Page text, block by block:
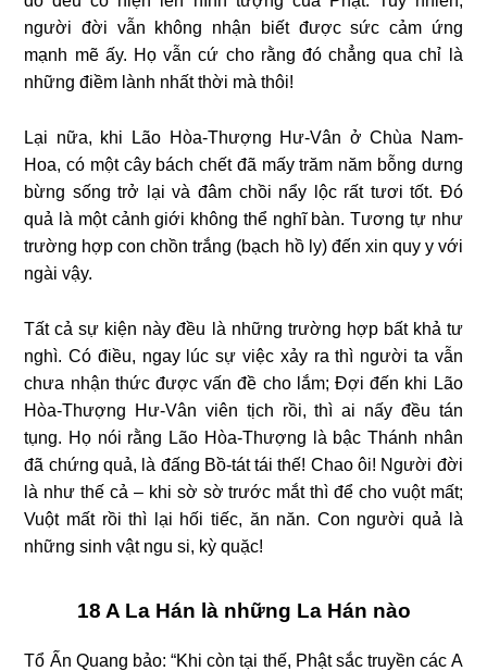
người đời vẫn không nhận biết được sức cảm ứng
mạnh mẽ ấy. Họ vẫn cứ cho rằng đó chẳng qua chỉ là
những điềm lành nhất thời mà thôi!
Lại nữa, khi Lão Hòa-Thượng Hư-Vân ở Chùa Nam-
Hoa, có một cây bách chết đã mấy trăm năm bỗng dưng
bừng sống trở lại và đâm chồi nẩy lộc rất tươi tốt. Đó
quả là một cảnh giới không thể nghĩ bàn. Tương tự như
trường hợp con chồn trắng (bạch hồ ly) đến xin quy y với
ngài vậy.
Tất cả sự kiện này đều là những trường hợp bất khả tư
nghì. Có điều, ngay lúc sự việc xảy ra thì người ta vẫn
chưa nhận thức được vấn đề cho lắm; Đợi đến khi Lão
Hòa-Thượng Hư-Vân viên tịch rồi, thì ai nấy đều tán
tụng. Họ nói rằng Lão Hòa-Thượng là bậc Thánh nhân
đã chứng quả, là đấng Bồ-tát tái thế! Chao ôi! Người đời
là như thế cả – khi sờ sờ trước mắt thì để cho vuột mất;
Vuột mất rồi thì lại hối tiếc, ăn năn. Con người quả là
những sinh vật ngu si, kỳ quặc!
18 A La Hán là những La Hán nào
Tổ Ấn Quang bảo: “Khi còn tại thế, Phật sắc truyền các A